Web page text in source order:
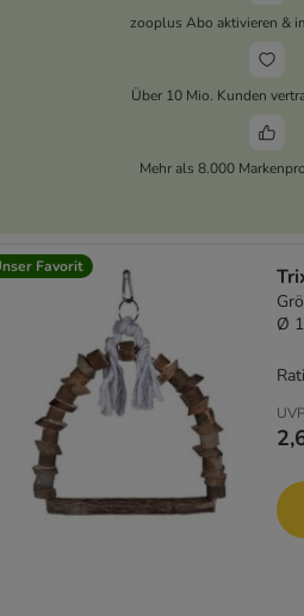
zooplus Abo aktivieren &
Über 10 Mio. Kunden
Mehr als 8.000
Favorit
Ø
UVP